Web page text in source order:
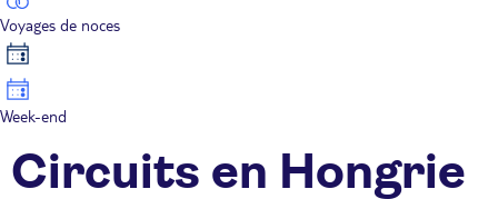
Voyages de noces
Week-end
Circuits en Hongrie